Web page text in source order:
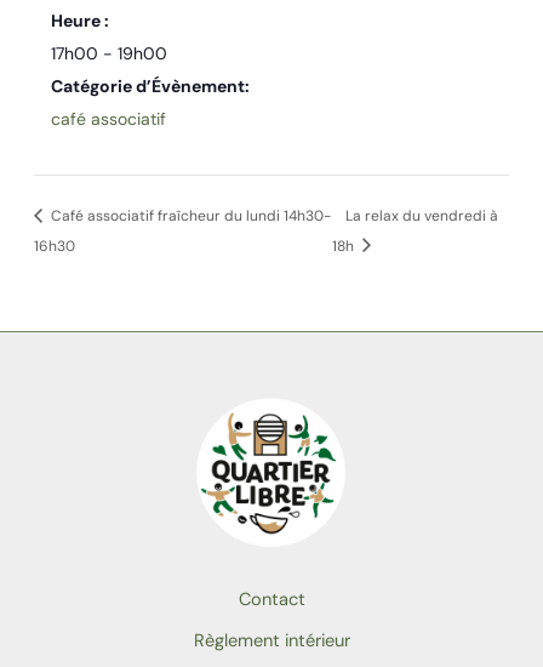
Heure :
17h00 - 19h00
Catégorie d’Évènement:
café associatif
Café associatif fraîcheur du lundi 14h30-
16h30
La relax du vendredi à
18h
Contact
Règlement intérieur